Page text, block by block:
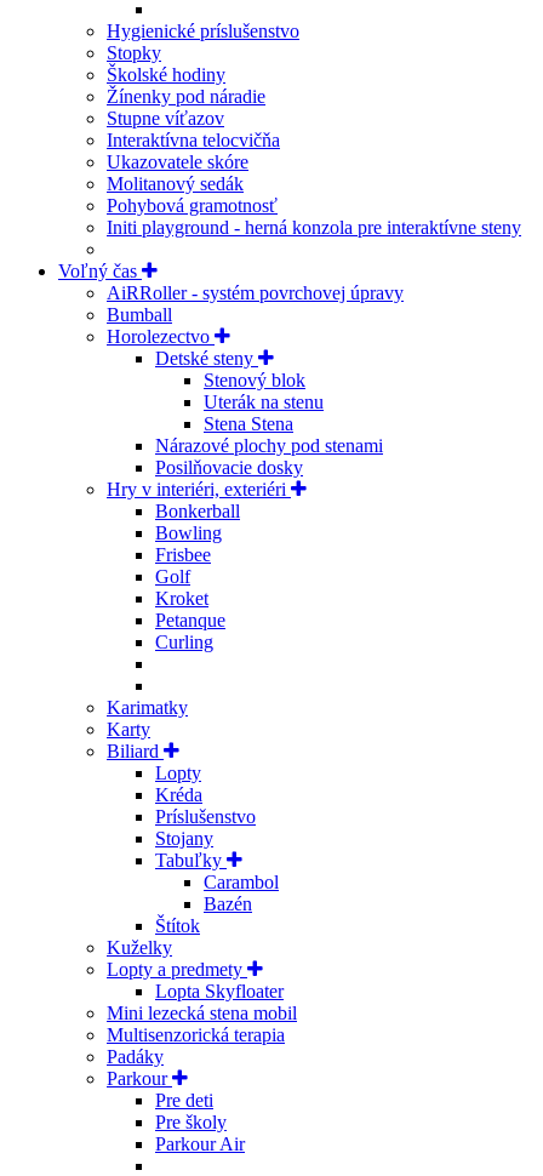
Hygienické príslušenstvo
Stopky
Školské hodiny
Žínenky pod náradie
Stupne víťazov
Interaktívna telocvičňa
Ukazovatele skóre
Molitanový sedák
Pohybová gramotnosť
Initi playground - herná konzola pre interaktívne steny
Voľný čas
AiRRoller - systém povrchovej úpravy
Bumball
Horolezectvo
Detské steny
Stenový blok
Uterák na stenu
Stena Stena
Nárazové plochy pod stenami
Posilňovacie dosky
Hry v interiéri, exteriéri
Bonkerball
Bowling
Frisbee
Golf
Kroket
Petanque
Curling
Karimatky
Karty
Biliard
Lopty
Kréda
Príslušenstvo
Stojany
Tabuľky
Carambol
Bazén
Štítok
Kuželky
Lopty a predmety
Lopta Skyfloater
Mini lezecká stena mobil
Multisenzorická terapia
Padáky
Parkour
Pre deti
Pre školy
Parkour Air